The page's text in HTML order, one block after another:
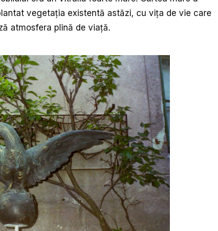
vegetația existentă astăzi, cu vița de vie care
atmosfera plină de viață.